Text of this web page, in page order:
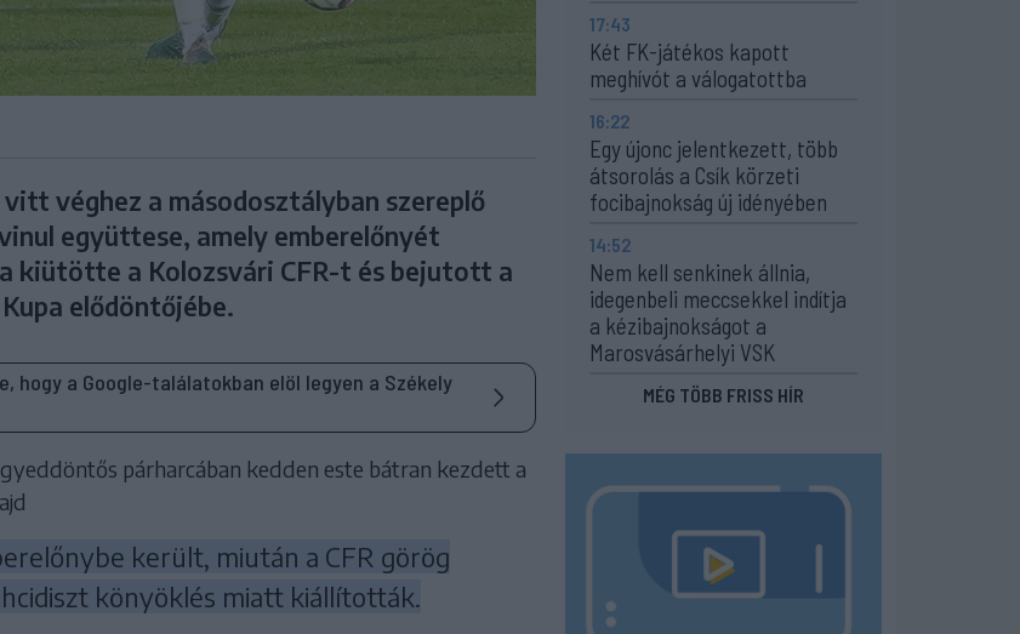
véghez a másodosztályban szereplő
együttese, amely emberelőnyét
kiütötte a Kolozsvári CFR-t és bejutott a
elődöntőjébe.
hogy a Google-találatokban elöl legyen a Székely
párharcában kedden este bátran kezdett a
került, miután a CFR görög
könyöklés miatt kiállították.
17:43
Két FK-játékos kapott
meghívót a válogatottba
16:22
Egy újonc jelentkezett, több
átsorolás a Csík körzeti
focibajnokság új idényében
14:52
Nem kell senkinek állnia,
idegenbeli meccsekkel indítja
a kézibajnokságot a
Marosvásárhelyi VSK
MÉG TÖBB FRISS HÍR